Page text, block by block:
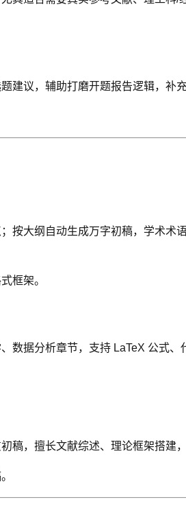
建议，辅助打磨开题报告逻辑，补
按大纲自动生成万字初稿，学术
框架。
数据分析章节，支持 LaTeX 公式、
稿，擅长文献综述、理论框架搭建